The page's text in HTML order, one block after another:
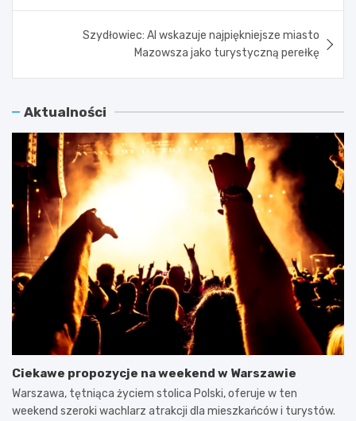
Szydłowiec: AI wskazuje najpiękniejsze miasto
Mazowsza jako turystyczną perełkę
Aktualności
Ciekawe propozycje na weekend w Warszawie
Warszawa, tętniąca życiem stolica Polski, oferuje w ten
weekend szeroki wachlarz atrakcji dla mieszkańców i turystów.